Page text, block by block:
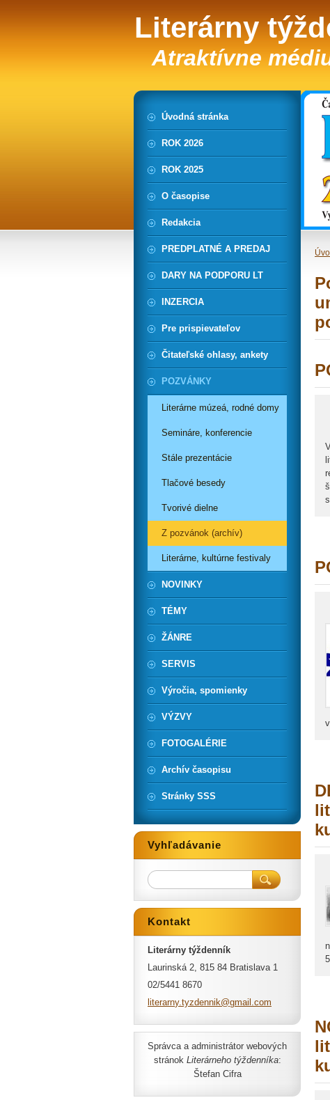
Literárny
Atraktívne
Úvodná stránka
ROK 2026
ROK 2025
O časopise
Redakcia
PREDPLATNÉ A PREDAJ
DARY NA PODPORU LT
INZERCIA
Pre prispievateľov
Čitateľské ohlasy, ankety
POZVÁNKY
Literárne múzeá, rodné domy
Semináre, konferencie
Stále prezentácie
Tlačové besedy
Tvorivé dielne
Z pozvánok (archív)
Literárne, kultúrne festivaly
NOVINKY
TÉMY
ŽÁNRE
SERVIS
Výročia, spomienky
VÝZVY
FOTOGALÉRIE
Archív časopisu
Stránky SSS
Vyhľadávanie
Kontakt
Literárny týždenník
Laurinská 2, 815 84 Bratislava 1
02/5441 8670
literarny.tyzdennik@gmai l.com
Správca a administrátor webových
stránok Literárneho týždenníka:
Štefan Cifra